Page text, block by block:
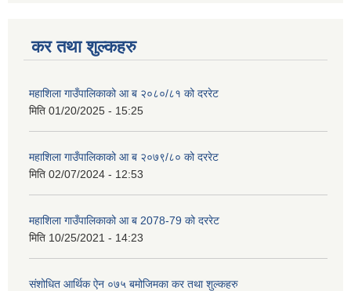
कर तथा शुल्कहरु
महाशिला गाउँपालिकाको आ ब २०८०/८१ को दररेट
मिति 01/20/2025 - 15:25
महाशिला गाउँपालिकाको आ ब २०७९/८० को दररेट
मिति 02/07/2024 - 12:53
महाशिला गाउँपालिकाको आ ब 2078-79 को दररेट
मिति 10/25/2021 - 14:23
संशोधित आर्थिक ऐन ०७५ बमोजिमका कर तथा शुल्कहरु